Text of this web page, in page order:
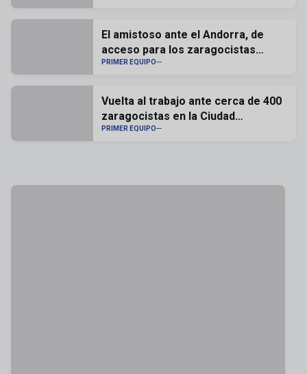
El amistoso ante el Andorra, de
acceso para los zaragocistas
abonados
PRIMER EQUIPO
Vuelta al trabajo ante cerca de 400
zaragocistas en la Ciudad
Deportiva
PRIMER EQUIPO